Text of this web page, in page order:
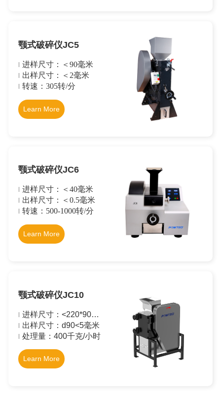
颚式破碎仪JC5
进样尺寸：＜90毫米
出样尺寸：＜2毫米
转速：305转/分
Learn More
颚式破碎仪JC6
进样尺寸：＜40毫米
出样尺寸：＜0.5毫米
转速：500-1000转/分
Learn More
颚式破碎仪JC10
进样尺寸：<220*90毫
米出样尺寸： d90<5毫米
处理量：400千克/小时
Learn More